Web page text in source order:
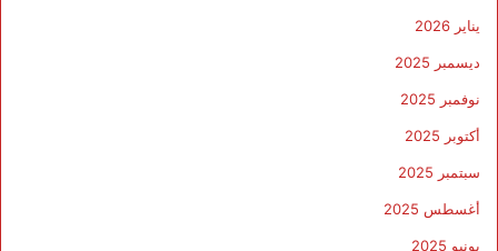
يناير 2026
ديسمبر 2025
نوفمبر 2025
أكتوبر 2025
سبتمبر 2025
أغسطس 2025
يونيو 2025